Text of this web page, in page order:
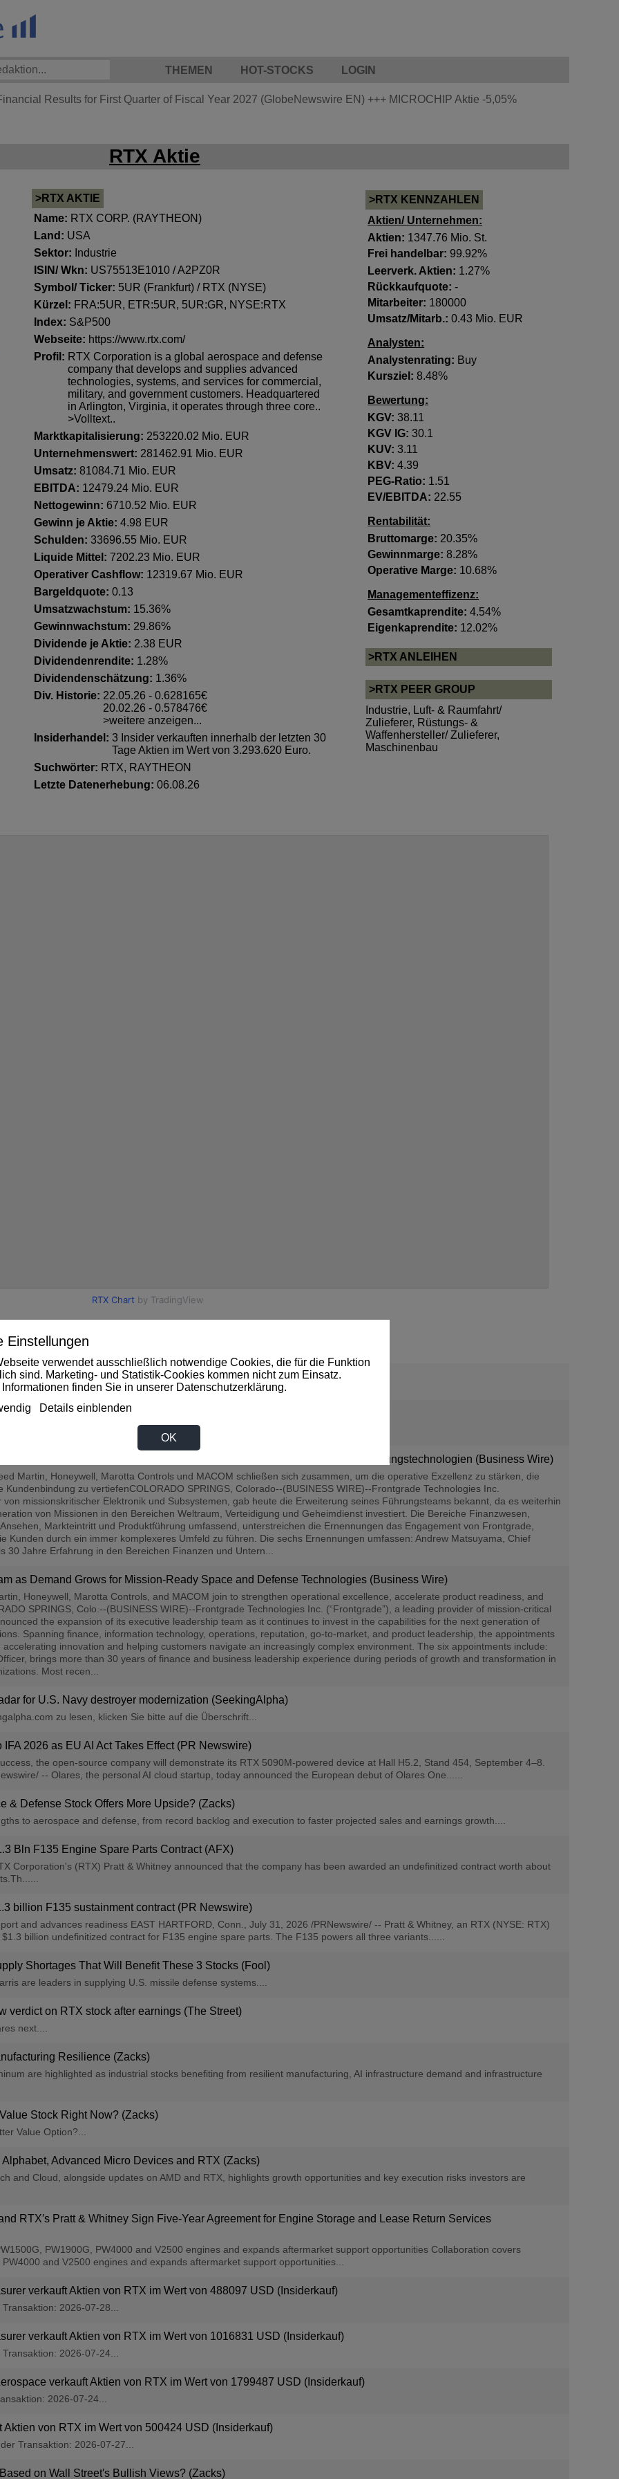
Einstellungen
verwendet ausschließlich notwendige Cookies, die für die Funktion
sind. Marketing- und Statistik-Cookies kommen nicht zum Einsatz.
finden Sie in unserer Datenschutzerklärung.
Details einblenden
OK
THEMEN HOT-STOCKS LOGIN
Results for First Quarter of Fiscal Year 2027 (GlobeNewswire EN) +++ MICROCHIP Aktie -5,05%
RTX Aktie
>RTX AKTIE
Name: RTX CORP. (RAYTHEON)
Land: USA
Sektor: Industrie
ISIN/ Wkn: US75513E1010 / A2PZ0R
Symbol/ Ticker: 5UR (Frankfurt) / RTX (NYSE)
Kürzel: FRA:5UR, ETR:5UR, 5UR:GR, NYSE:RTX
Index: S&P500
Webseite: https://www.rtx.com/
Profil: RTX Corporation is a global aerospace and defense
company that develops and supplies advanced
technologies, systems, and services for commercial,
military, and government customers. Headquartered
in Arlington, Virginia, it operates through three core..
>Volltext..
Marktkapitalisierung: 253220.02 Mio. EUR
Unternehmenswert: 281462.91 Mio. EUR
Umsatz:81084.71 Mio. EUR
EBITDA: 12479.24 Mio. EUR
Nettogewinn: 6710.52 Mio. EUR
Gewinn je Aktie:4.98 EUR
Schulden:33696.55 Mio. EUR
Liquide Mittel: 7202.23 Mio. EUR
Operativer Cashflow: 12319.67 Mio. EUR
Bargeldquote:0.13
Umsatzwachstum: 15.36%
Gewinnwachstum: 29.86%
Dividende je Aktie: 2.38 EUR
Dividendenrendite: 1.28%
Dividendenschätzung: 1.36%
Div. Historie: 22.05.26 - 0.628165€
20.02.26 - 0.578476€
>weitere anzeigen...
Insiderhandel :3 Insider verkauften innerhalb der letzten 30
Tage Aktien im Wert von 3.293.620 Euro.
Suchwörter: RTX, RAYTHEON
Letzte Datenerhebung:06.08.26
>RTX KENNZAHLEN
Aktien/ Unternehmen:
Aktien: 1347.76 Mio. St.
Frei handelbar: 99.92%
Leerverk. Aktien: 1.27%
Rückkaufquote: -
Mitarbeiter: 180000
Umsatz/Mitarb.: 0.43 Mio. EUR
Analysten:
Analystenrating: Buy
Kursziel: 8.48%
Bewertung:
KGV: 38.11
KGV lG: 30.1
KUV: 3.11
KBV: 4.39
PEG-Ratio: 1.51
EV/EBITDA: 22.55
Rentabilität:
Bruttomarge: 20.35%
Gewinnmarge: 8.28%
Operative Marge: 10.68%
Managementeffizenz:
Gesamtkaprendite: 4.54%
Eigenkaprendite: 12.02%
>RTX ANLEIHEN
>RTX PEER GROUP
Industrie, Luft- & Raumfahrt/
Zulieferer, Rüstungs- &
Waffenhersteller/ Zulieferer,
Maschinenbau
Stock: Buy Now? (Zacks)
a top stock pick for momentum investors? Let's find out....
aufgrund steigender Nachfrage nach einsatzbereiten Weltraum- und Verteidigungstechnologien (Business Wire)
Martin, Honeywell, Marotta Controls und MACOM schließen sich zusammen, um die operative Exzellenz zu stärken, die
zu vertiefenCOLORADO SPRINGS, Colorado--(BUSINESS WIRE)--Frontgrade Technologies Inc.
von missionskritischer Elektronik und Subsystemen, gab heute die Erweiterung seines Führungsteams bekannt, da es weiterhin
von Missionen in den Bereichen Weltraum, Verteidigung und Geheimdienst investiert. Die Bereiche Finanzwesen,
Markteintritt und Produktführung umfassend, unterstreichen die Ernennungen das Engagement von Frontgrade,
Kunden durch ein immer komplexeres Umfeld zu führen. Die sechs Ernennungen umfassen: Andrew Matsuyama, Chief
30 Jahre Erfahrung in den Bereichen Finanzen und Untern...
as Demand Grows for Mission-Ready Space and Defense Technologies (Business Wire)
Honeywell, Marotta Controls, and MACOM join to strengthen operational excellence, accelerate product readiness, and
SPRINGS, Colo.--(BUSINESS WIRE)--Frontgrade Technologies Inc. (“Frontgrade”), a leading provider of mission-critical
the expansion of its executive leadership team as it continues to invest in the capabilities for the next generation of
Spanning finance, information technology, operations, reputation, go-to-market, and product leadership, the appointments
innovation and helping customers navigate an increasingly complex environment. The six appointments include:
brings more than 30 years of finance and business leadership experience during periods of growth and transformation in
Most recen...
for U.S. Navy destroyer modernization (SeekingAlpha)
zu lesen, klicken Sie bitte auf die Überschrift...
2026 as EU AI Act Takes Effect (PR Newswire)
the open-source company will demonstrate its RTX 5090M-powered device at Hall H5.2, Stand 454, September 4–8.
-- Olares, the personal AI cloud startup, today announced the European debut of Olares One......
& Defense Stock Offers More Upside? (Zacks)
to aerospace and defense, from record backlog and execution to faster projected sales and earnings growth....
Bln F135 Engine Spare Parts Contract (AFX)
Corporation's (RTX) Pratt & Whitney announced that the company has been awarded an undefinitized contract worth about
billion F135 sustainment contract (PR Newswire)
and advances readiness EAST HARTFORD, Conn., July 31, 2026 /PRNewswire/ -- Pratt & Whitney, an RTX (NYSE: RTX)
billion undefinitized contract for F135 engine spare parts. The F135 powers all three variants......
Shortages That Will Benefit These 3 Stocks (Fool)
are leaders in supplying U.S. missile defense systems....
verdict on RTX stock after earnings (The Street)
next....
Resilience (Zacks)
are highlighted as industrial stocks benefiting from resilient manufacturing, AI infrastructure demand and infrastructure
Stock Right Now? (Zacks)
Value Option?...
Advanced Micro Devices and RTX (Zacks)
and Cloud, alongside updates on AMD and RTX, highlights growth opportunities and key execution risks investors are
RTX′s Pratt & Whitney Sign Five-Year Agreement for Engine Storage and Lease Return Services
PW1900G, PW4000 and V2500 engines and expands aftermarket support opportunities Collaboration covers
and V2500 engines and expands aftermarket support opportunities...
verkauft Aktien von RTX im Wert von 488097 USD (Insiderkauf)
2026-07-28...
verkauft Aktien von RTX im Wert von 1016831 USD (Insiderkauf)
2026-07-24...
verkauft Aktien von RTX im Wert von 1799487 USD (Insiderkauf)
2026-07-24...
Aktien von RTX im Wert von 500424 USD (Insiderkauf)
Transaktion: 2026-07-27...
on Wall Street′s Bullish Views? (Zacks)